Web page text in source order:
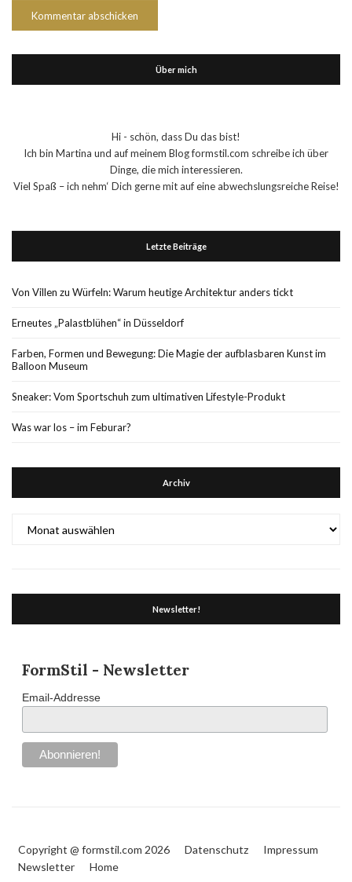
Über mich
Hi - schön, dass Du das bist!
Ich bin Martina und auf meinem Blog formstil.com schreibe ich über
Dinge, die mich interessieren.
Viel Spaß – ich nehm‘ Dich gerne mit auf eine abwechslungsreiche Reise!
Letzte Beiträge
Von Villen zu Würfeln: Warum heutige Architektur anders tickt
Erneutes „Palastblühen“ in Düsseldorf
Farben, Formen und Bewegung: Die Magie der aufblasbaren Kunst im
Balloon Museum
Sneaker: Vom Sportschuh zum ultimativen Lifestyle-Produkt
Was war los – im Feburar?
Archiv
Newsletter!
FormStil - Newsletter
Email-Addresse
Copyright @ formstil.com 2026 Datenschutz
Impressum
Newsletter
Home